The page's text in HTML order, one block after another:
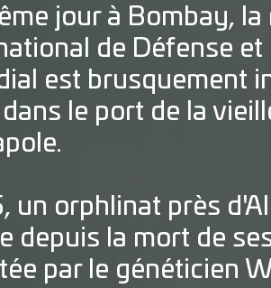
jour à Bombay,
de Défense
est brusquement
le port de la
un orphlinat près
depuis la mort de
par le généticien